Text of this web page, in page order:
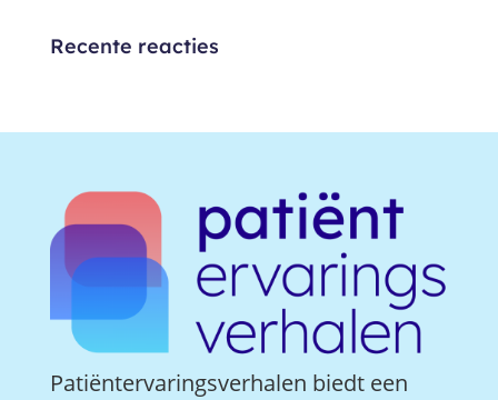
Recente reacties
Patiëntervaringsverhalen biedt een